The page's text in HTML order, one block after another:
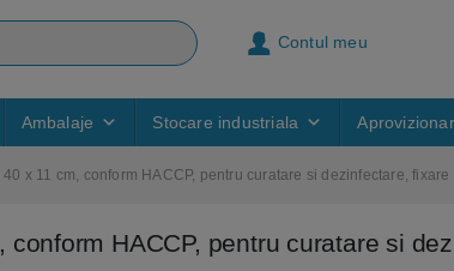
Contul meu
Ambalaje Stocare industriala
x 11 cm, conform HACCP, pentru curatare si dezinfectare, fixare
HACCP, pentru curatare si